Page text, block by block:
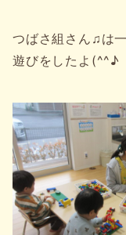
つばさ組さん♫は
遊びをしたよ(^^♪